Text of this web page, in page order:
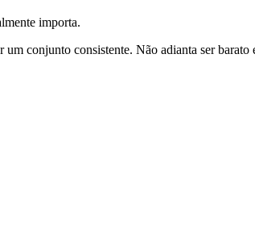
importa.
conjunto consistente. Não adianta ser